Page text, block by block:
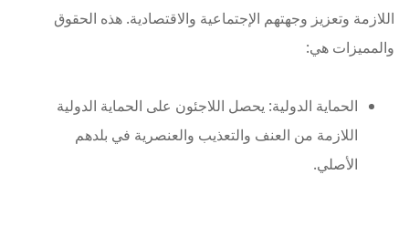
اللازمة وتعزيز وجهتهم الإجتماعية والاقتصادية. هذه الحقوق
والمميزات هي:
الحماية الدولية: يحصل اللاجئون على الحماية الدولية
اللازمة من العنف والتعذيب والعنصرية في بلدهم
الأصلي.